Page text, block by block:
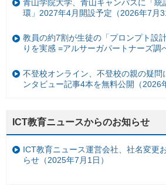
青山学院大学、青山キャンパスに「統
環」2027年4月開設予定（2026年7月
教員の約7割が生徒の「プロンプト設
りを実感 =アルサーガパートナーズ調
不登校オンライン、不登校の親の疑問
ンタビュー記事4本を無料公開（2026
ICT教育ニュースからのお知らせ
ICT教育ニュース運営会社、社名変更
らせ（2025年7月1日）